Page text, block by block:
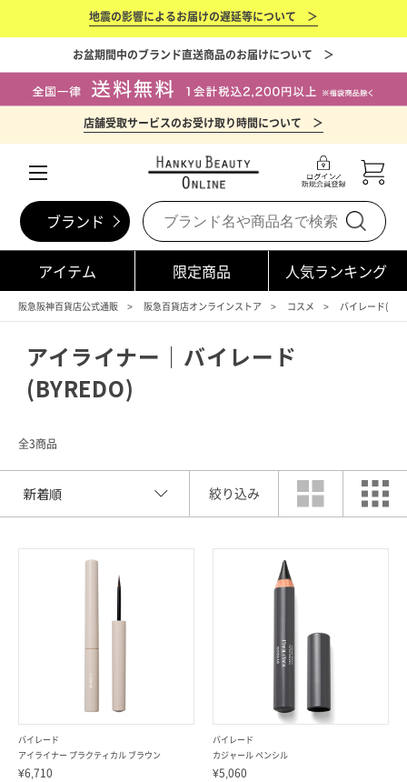
地震の影響によるお届けの遅延等について ＞
お盆期間中のブランド直送商品のお届けについて ＞
店舗受取サービスのお受け取り時間について ＞
ブランド
アイテム 限定商品 人気ランキング
阪急阪神百貨店公式通販 阪急百貨店オンラインストア コスメ バイレード
アイライナー｜バイレード
(BYREDO)
全3商品
絞り込み
バイレード
アイライナー プラクティカル ブラウン
¥6,710
バイレード
カジャール ペンシル
¥5,060